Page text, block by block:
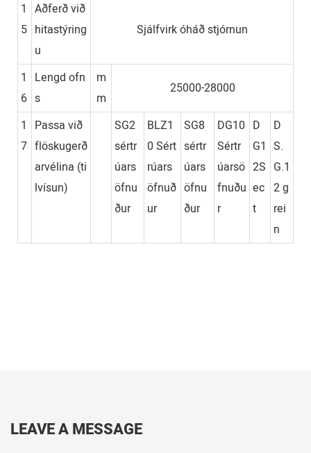
1
5
Aðferð við
hitastýring
u
Sjálfvirk óháð stjórnun
1
6
Lengd ofn
s
m
m
25000-28000
1
7
Passa við
flöskugerð
arvélina (ti
lvísun)
SG2
sértr
úars
öfnu
ður
BLZ1
0 Sért
rúars
öfnuð
ur
SG8
sértr
úars
öfnu
ður
DG10
Sértr
úarsö
fnuðu
r
D
G1
2S
ec
t
D
S.
G.1
2 g
rei
n
LEAVE A MESSAGE